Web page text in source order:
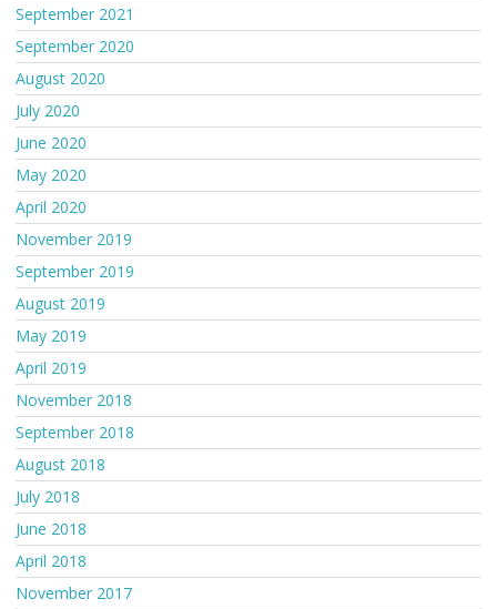
September 2021
September 2020
August 2020
July 2020
June 2020
May 2020
April 2020
November 2019
September 2019
August 2019
May 2019
April 2019
November 2018
September 2018
August 2018
July 2018
June 2018
April 2018
November 2017